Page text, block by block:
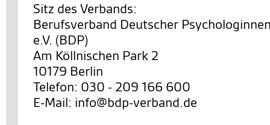
Sitz des Verbands:
Berufsverband Deutscher
e.V. (BDP)
Am Köllnischen Park 2
10179 Berlin
Telefon: 030 - 209 166 600
E-Mail: info@bdp-verband.de